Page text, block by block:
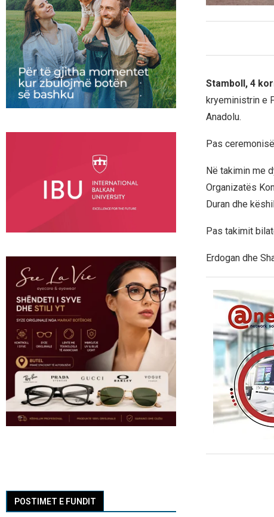
Stamboll, 4
kryeministrin e
Anadolu.
Pas
Në takimin me
Organizatës
Duran dhe
Pas takimit
Erdogan dhe
POSTIMET E FUNDIT